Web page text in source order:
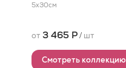
5x30см
от 3 465 Р/ шт
Смотреть коллекцию